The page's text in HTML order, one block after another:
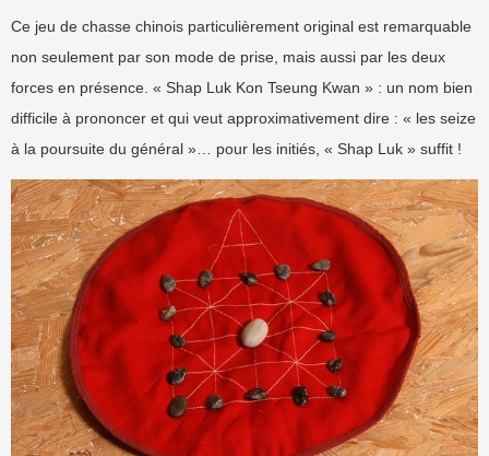
Ce jeu de chasse chinois particulièrement original est remarquable
non seulement par son mode de prise, mais aussi par les deux
forces en présence. « Shap Luk Kon Tseung Kwan » : un nom bien
difficile à prononcer et qui veut approximativement dire : « les seize
à la poursuite du général »… pour les initiés, « Shap Luk » suffit !